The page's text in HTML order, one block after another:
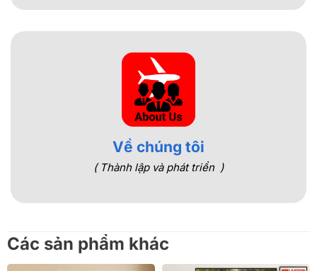
Về chúng tôi
( Thành lập và phát triển )
Các sản phẩm khác